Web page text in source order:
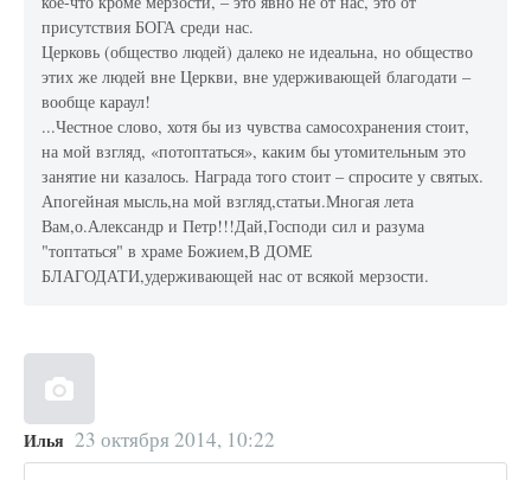
присутствия БОГА среди нас.
Церковь (общество людей) далеко не идеальна, но общество
этих же людей вне Церкви, вне удерживающей благодати –
вообще караул!
...Честное слово, хотя бы из чувства самосохранения стоит,
на мой взгляд, «потоптаться», каким бы утомительным это
занятие ни казалось. Награда того стоит – спросите у святых.
Апогейная мысль,на мой взгляд,статьи.Многая лета
Вам,о.Александр и Петр!!!Дай,Господи сил и разума
"топтаться" в храме Божием,В ДОМЕ
БЛАГОДАТИ,удерживающей нас от всякой мерзости.
Илья 23 октября 2014, 10:22